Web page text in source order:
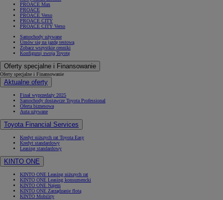
PROACE Max
PROACE
PROACE Verso
PROACE CITY
PROACE CITY Verso
Samochody używane
Umów się na jazdę testową
Zobacz wszystkie cenniki
Konfiguruj swoją Toyotę
Oferty specjalne i Finansowanie
Oferty specjalne i Finansowanie
Aktualne oferty
Finał wyprzedaży 2025
Samochody dostawcze Toyota Professional
Oferta biznesowa
Auta używane
Toyota Financial Services
Kredyt niższych rat Toyota Easy
Kredyt standardowy
Leasing standardowy
KINTO ONE
KINTO ONE Leasing niższych rat
KINTO ONE Leasing konsumencki
KINTO ONE Najem
KINTO ONE Zarządzanie flotą
KINTO Mobility